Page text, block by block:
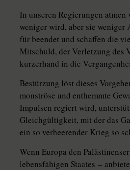
In unseren Regierungen
weniger wird, aber sie weniger
für beendet und schaffen die
Mitschuld, der Verletzung des
kurzerhand in die
Bestürzung löst dieses
monströse und enthemmte
Impulsen regiert wird,
Gleichgültigkeit, mit der das
ein so verheerender Krieg so
Wenn Europa den
lebensfähigen Staates –